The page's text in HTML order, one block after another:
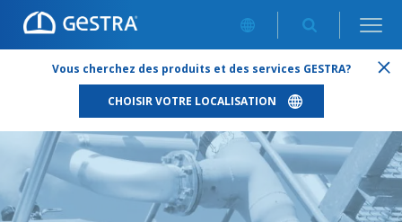
Vous cherchez des produits et des services GESTRA?
CHOISIR VOTRE LOCALISATION
CENTRALE ÉLECTRIQUE À TURBINE À GAZ À CYCLE COMBINÉ